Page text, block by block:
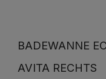
BADEWANNE
AVITA RECHTS